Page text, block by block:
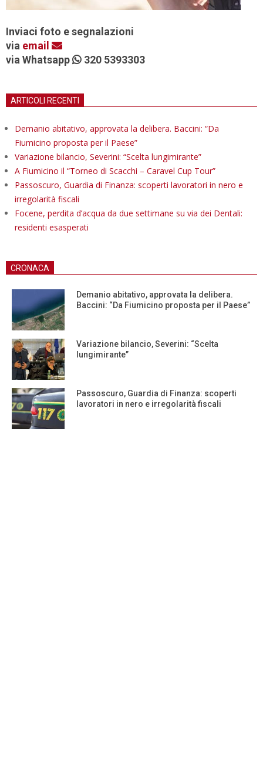
Inviaci foto e segnalazioni
via email
via Whatsapp
320 5393303
ARTICOLI RECENTI
Demanio abitativo, approvata la delibera. Baccini: “Da
Fiumicino proposta per il Paese”
Variazione bilancio, Severini: “Scelta lungimirante”
A Fiumicino il “Torneo di Scacchi – Caravel Cup Tour”
Passoscuro, Guardia di Finanza: scoperti lavoratori in nero e
irregolarità fiscali
Focene, perdita d’acqua da due settimane su via dei Dentali:
residenti esasperati
CRONACA
Demanio abitativo, approvata la delibera.
Baccini: “Da Fiumicino proposta per il Paese”
Variazione bilancio, Severini: “Scelta
lungimirante”
Passoscuro, Guardia di Finanza: scoperti
lavoratori in nero e irregolarità fiscali